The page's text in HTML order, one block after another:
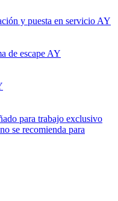
y puesta en servicio AY
de escape AY
para trabajo exclusivo
se recomienda para